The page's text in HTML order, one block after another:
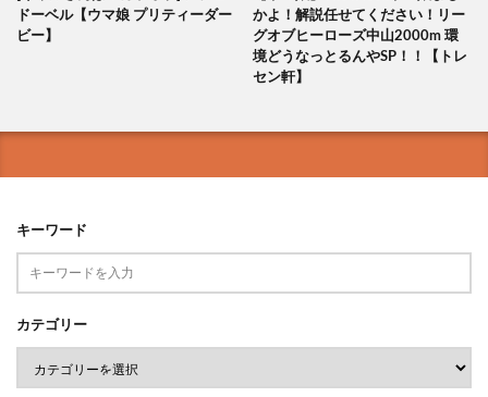
ドーベル【ウマ娘 プリティーダー
ビー】
かよ！解説任せてください！リー
グオブヒーローズ中山2000m 環
境どうなっとるんやSP！！【トレ
セン軒】
キーワード
カテゴリー